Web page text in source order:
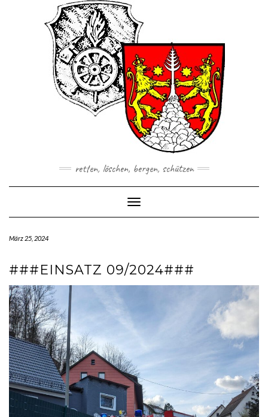
retten, löschen, bergen, schützen
Toggle Navigation
März 25, 2024
###EINSATZ 09/2024###